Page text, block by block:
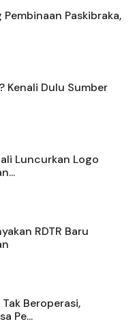
Paskibraka,
Kenali Dulu Sumber
Luncurkan Logo
RDTR Baru
Beroperasi,
Pe...